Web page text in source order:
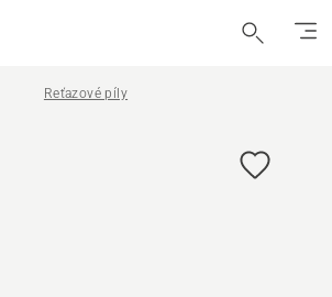
Reťazové píly